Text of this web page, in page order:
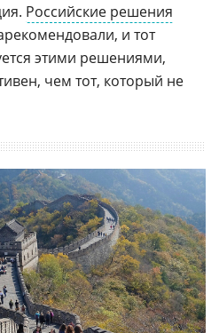
Российские решения
и тот
этими решениями,
чем тот, который не